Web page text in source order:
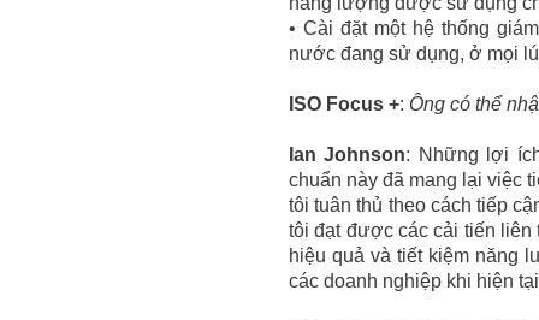
• Cài đặt một hệ thống
nước đang sử dụng, ở mọi
ISO Focus +: Ông có thể
Ian Johnson: Những lợi
chuẩn này đã mang lại việc
tôi tuân thủ theo cách tiếp
tôi đạt được các cải tiến
hiệu quả và tiết kiệm năng
các doanh nghiệp khi hiện